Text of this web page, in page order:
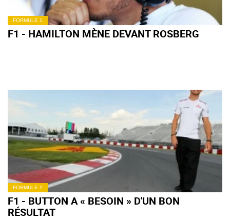
FORMULE 1
F1 - HAMILTON MÈNE DEVANT ROSBERG
FORMULE 1
F1 - BUTTON A « BESOIN » D'UN BON
RÉSULTAT